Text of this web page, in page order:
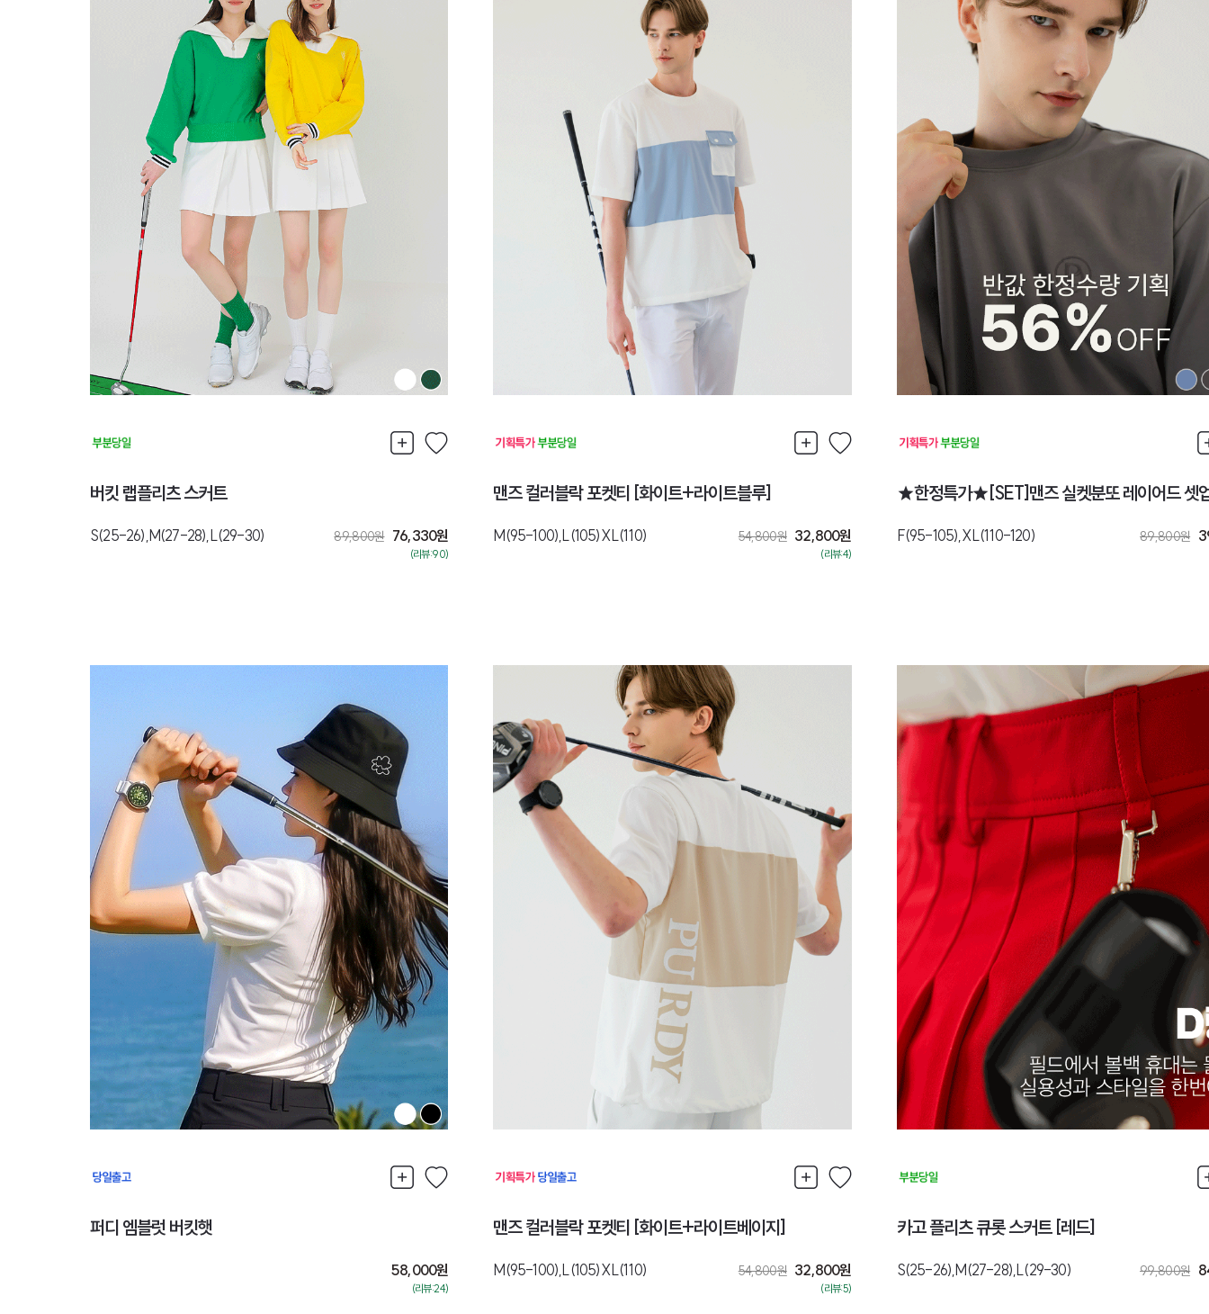
버킷 랩플리츠 스커트
S(25-26),M(27-28),L(29-30) 89,800원 76,330원
(리뷰:90)
맨즈 컬러블락 포켓티 [화이트+라이트블루]
M(95-100),L(105)XL(110) 54,800원 32,800원
(리뷰:4)
★한정특가★[SET]맨즈 실켓분또 레이어드 셋
F(95-105),XL(110-120) 89,800원
퍼디 엠블럿 버킷햇
58,000원
(리뷰:24)
맨즈 컬러블락 포켓티 [화이트+라이트베이지]
M(95-100),L(105)XL(110) 54,800원 32,800원
(리뷰:5)
카고 플리츠 큐롯 스커트 [레드]
S(25-26),M(27-28),L(29-30) 99,800원